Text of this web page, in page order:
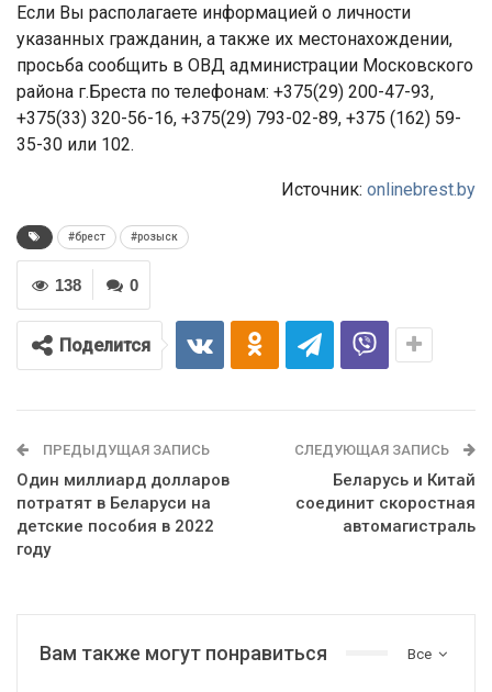
Если Вы располагаете информацией о личности
указанных гражданин, а также их местонахождении,
просьба сообщить в ОВД администрации Московского
района г.Бреста по телефонам: +375(29) 200-47-93,
+375(33) 320-56-16, +375(29) 793-02-89, +375 (162) 59-
35-30 или 102.
Источник: onlinebrest.by
#брест #розыск
0
138
Поделится
ПРЕДЫДУЩАЯ ЗАПИСЬ
Один миллиард долларов
потратят в Беларуси на
детские пособия в 2022
году
СЛЕДУЮЩАЯ ЗАПИСЬ
Беларусь и Китай
соединит скоростная
автомагистраль
Все
Вам также могут понравиться